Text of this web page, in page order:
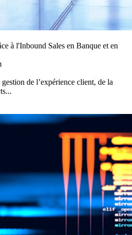
à l'Inbound Sales en Banque et en
de l’expérience client, de la